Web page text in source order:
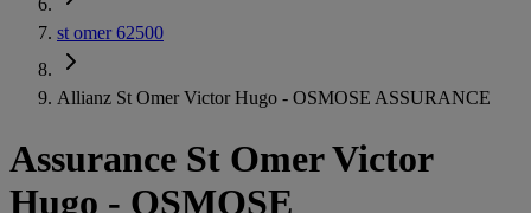
st omer 62500
Allianz St Omer Victor Hugo - OSMOSE ASSURANCE
Assurance St Omer Victor
Hugo - OSMOSE